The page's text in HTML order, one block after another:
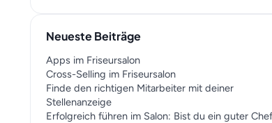
Neueste Beiträge
Apps im Friseursalon
Cross-Selling im Friseursalon
Finde den richtigen Mitarbeiter mit deiner
Stellenanzeige
Erfolgreich führen im Salon: Bist du ein guter